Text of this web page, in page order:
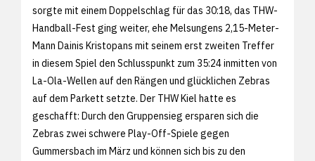
sorgte mit einem Doppelschlag für das 30:18, das THW-
Handball-Fest ging weiter, ehe Melsungens 2,15-Meter-
Mann Dainis Kristopans mit seinem erst zweiten Treffer
in diesem Spiel den Schlusspunkt zum 35:24 inmitten von
La-Ola-Wellen auf den Rängen und glücklichen Zebras
auf dem Parkett setzte. Der THW Kiel hatte es
geschafft: Durch den Gruppensieg ersparen sich die
Zebras zwei schwere Play-Off-Spiele gegen
Gummersbach im März und können sich bis zu den